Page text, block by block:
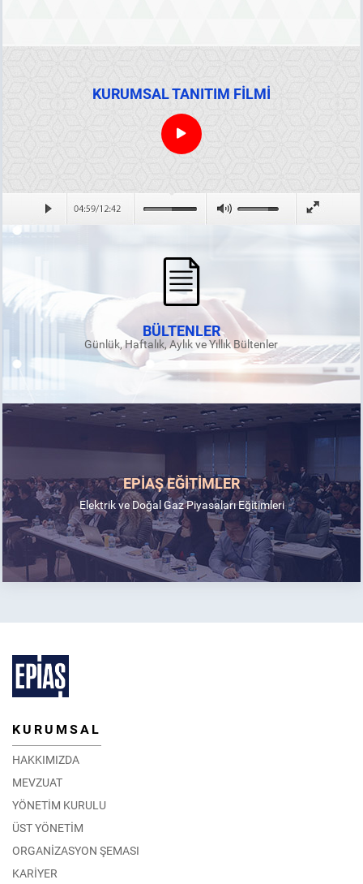
KURUMSAL TANITIM FİLMİ
BÜLTENLER
Günlük, Haftalık, Aylık ve Yıllık Bültenler
EPİAŞ EĞİTİMLER
Elektrik ve Doğal Gaz Piyasaları Eğitimleri
KURUMSAL
HAKKIMIZDA
MEVZUAT
YÖNETİM KURULU
ÜST YÖNETİM
ORGANİZASYON ŞEMASI
KARİYER